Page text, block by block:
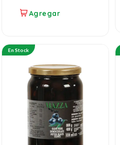
En Stock